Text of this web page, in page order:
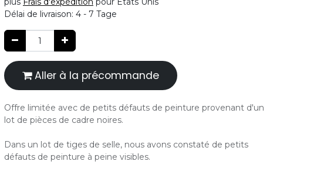
Délai de livraison: 4 - 7 Tage
Aller à la précommande
Offre limitée avec de petits défauts de peinture provenant d'un
lot de pièces de cadre noires.
Dans un lot de tiges de selle, nous avons constaté de petits
défauts de peinture à peine visibles.